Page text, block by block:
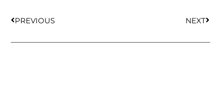
PREVIOUS NEXT